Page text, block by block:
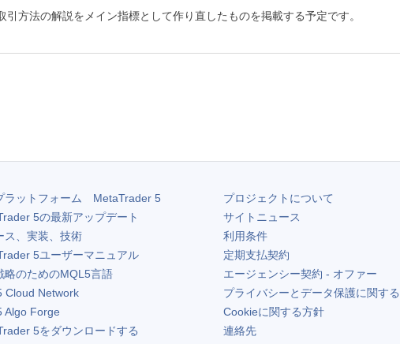
方法の解説をメイン指標として作り直したものを掲載する予定です。
ラットフォーム MetaTrader 5
5の最新アップデート
ス、実装、技術
5ユーザーマニュアル
略のためのMQL5言語
Cloud Network
Algo Forge
5をダウンロードする
プロジェクトについて
サイトニュース
利用条件
定期支払契約
エージェンシー契約 - オファー
プライバシーとデータ保護に関す
Cookieに関する方針
連絡先